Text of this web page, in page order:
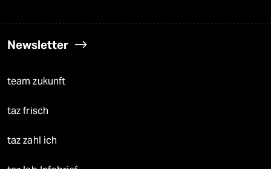
Newsletter
team zukunft
taz frisch
taz zahl ich